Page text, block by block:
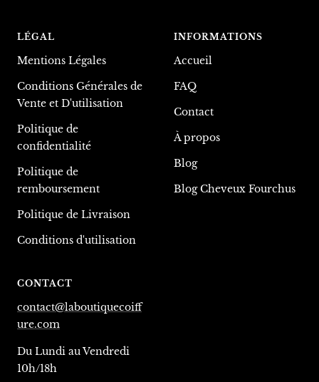
LÉGAL
Mentions Légales
Conditions Générales de
Vente et D'utilisation
Politique de
confidentialité
Politique de
remboursement
Politique de Livraison
Conditions d'utilisation
INFORMATIONS
Accueil
FAQ
Contact
À propos
Blog
Blog Cheveux Fourchus
CONTACT
contact@laboutiquecoiff
ure.com
Du Lundi au Vendredi
10h/18h